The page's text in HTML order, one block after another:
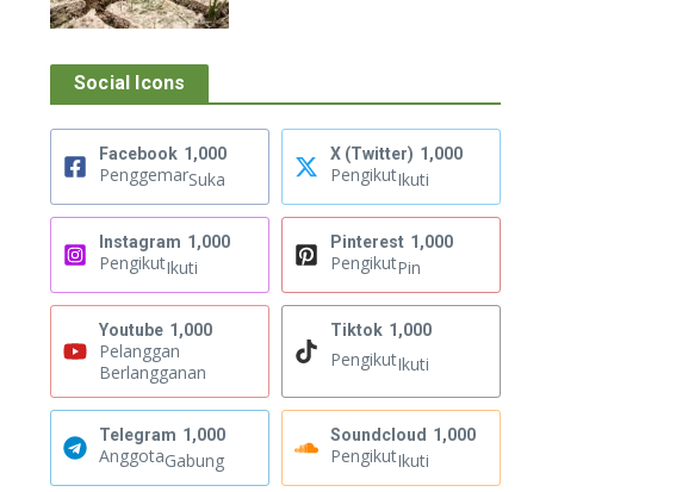
Social Icons
Facebook 1,000
PenggemarSuka
X (Twitter) 1,000
PengikutIkuti
Instagram 1,000
PengikutIkuti
Pinterest 1,000
PengikutPin
Youtube 1,000
Pelanggan
Berlangganan
Tiktok 1,000
PengikutIkuti
Telegram 1,000
AnggotaGabung
Soundcloud 1,000
PengikutIkuti